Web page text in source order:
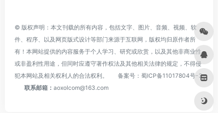
© 版权声明：本文刊载的所有内容，包括文字、图片、音频、视频、软
件、程序、以及网页版式设计等部门来源于互联网，版权均归原作者所
有！本网站提供的内容服务于个人学习、研究或欣赏，以及其他非商业性
或非盈利性用途，但同时应遵守著作权法及其他相关法律的规定，不得侵
犯本网站及相关权利人的合法权利。
备案号： 蜀ICP备11017804号-3
联系邮箱： aoxolcom@163.com